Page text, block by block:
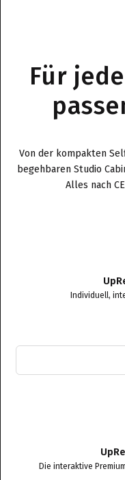
Für
Von der kompakten
begehbaren Studio
Alles nach
Individuell,
Die interaktive